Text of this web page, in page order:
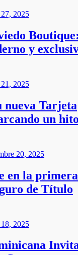
2025
y
2025
nueva Tarjeta
un
20, 2025
en la primera
de Título
2025